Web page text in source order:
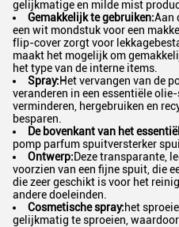
gelijkmatige en milde mist
Gemakkelijk te gebruiken:Aan
een wit mondstuk voor een
flip-cover zorgt voor
maakt het mogelijk om
het type van de interne items.
Spray:Het vervangen van de
veranderen in een essentiële
verminderen, hergebruiken en
besparen.
De bovenkant van het
pomp parfum spuitversterker
Ontwerp:Deze transparante,
voorzien van een fijne spuit, die
die zeer geschikt is voor het
andere doeleinden.
Cosmetische spray:het
gelijkmatig te sproeien,